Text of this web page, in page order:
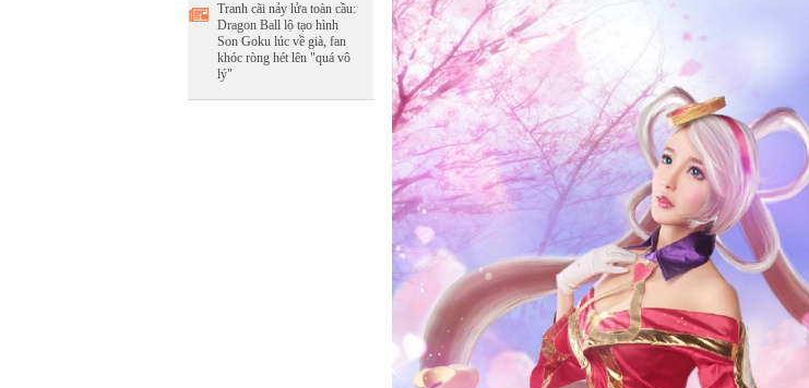
Tranh cãi nảy lửa toàn cầu:
Dragon Ball lộ tạo hình
Son Goku lúc về già, fan
khóc ròng hét lên "quá vô
lý"